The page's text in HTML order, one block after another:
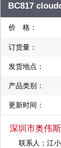
BC817
价 格：
订货量：
发货地点：
产品类别：
更新时间：
深圳市奥伟
联系人：江